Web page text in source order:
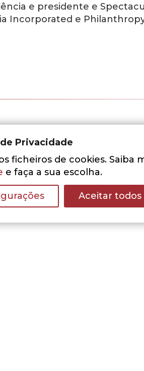
e presidente e
Incorporated e
Privacidade
ficheiros de cookies. Saiba
e faça a sua escolha.
Aceitar todos